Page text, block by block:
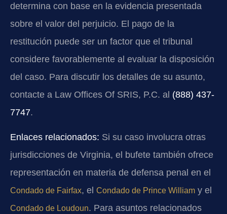
determina con base en la evidencia presentada
sobre el valor del perjuicio. El pago de la
restitución puede ser un factor que el tribunal
considere favorablemente al evaluar la disposición
del caso. Para discutir los detalles de su asunto,
contacte a Law Offices Of SRIS, P.C. al (888) 437-
7747.
Enlaces relacionados: Si su caso involucra otras
jurisdicciones de Virginia, el bufete también ofrece
representación en materia de defensa penal en el
Condado de Fairfax, el Condado de Prince William y el
Condado de Loudoun. Para asuntos relacionados